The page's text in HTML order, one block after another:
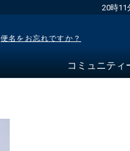
20時11
便名をお忘れですか？
コミュニティ